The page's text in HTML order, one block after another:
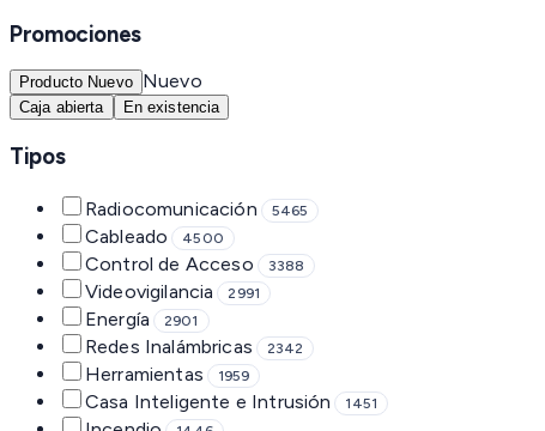
Promociones
Producto Nuevo Nuevo
Caja abierta En existencia
Tipos
Radiocomunicación 5465
Cableado 4500
Control de Acceso 3388
Videovigilancia 2991
Energía 2901
Redes Inalámbricas 2342
Herramientas 1959
Casa Inteligente e Intrusión 1451